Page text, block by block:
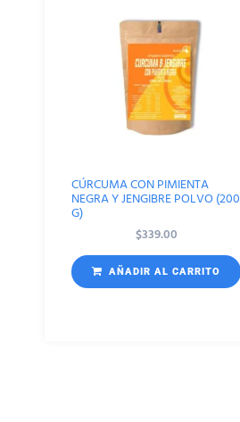
CÚRCUMA CON PIMIENTA
NEGRA Y JENGIBRE POLVO (200
G)
$339.00
AÑADIR AL CARRITO